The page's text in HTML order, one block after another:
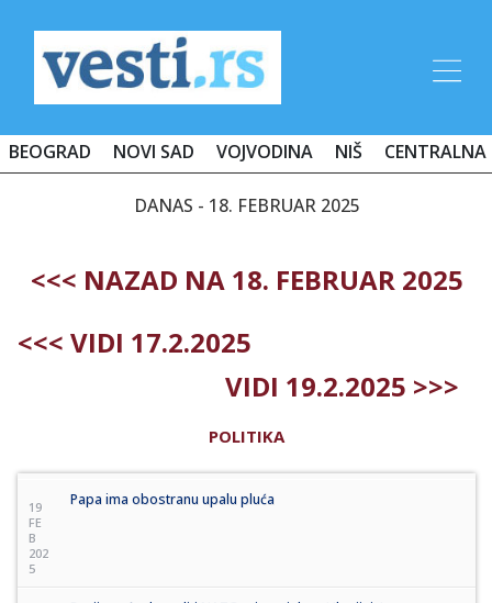
BEOGRAD NOVI SAD VOJVODINA NIŠ CENTRALNA
DANAS - 18. FEBRUAR 2025
<<< NAZAD NA 18. FEBRUAR 2025
<<< VIDI 17.2.2025
VIDI 19.2.2025 >>>
POLITIKA
19
FE
B
202
5
Papa ima obostranu upalu pluća